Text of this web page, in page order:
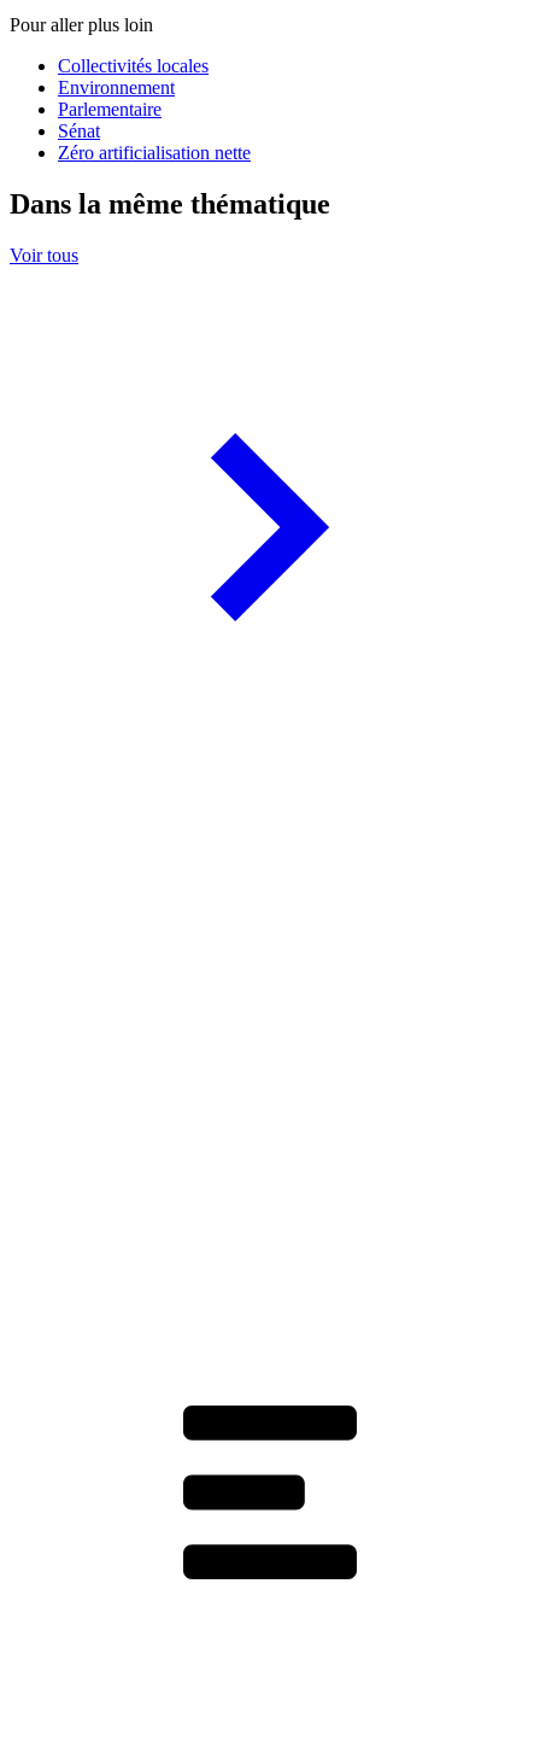
Pour aller plus loin
Collectivités locales
Environnement
Parlementaire
Sénat
Zéro artificialisation nette
Dans la même thématique
Voir tous